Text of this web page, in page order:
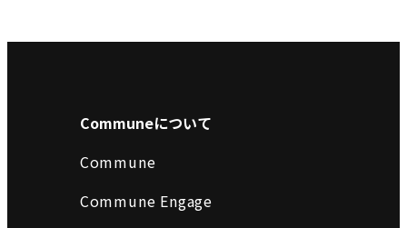
Communeについて
Commune
Commune Engage